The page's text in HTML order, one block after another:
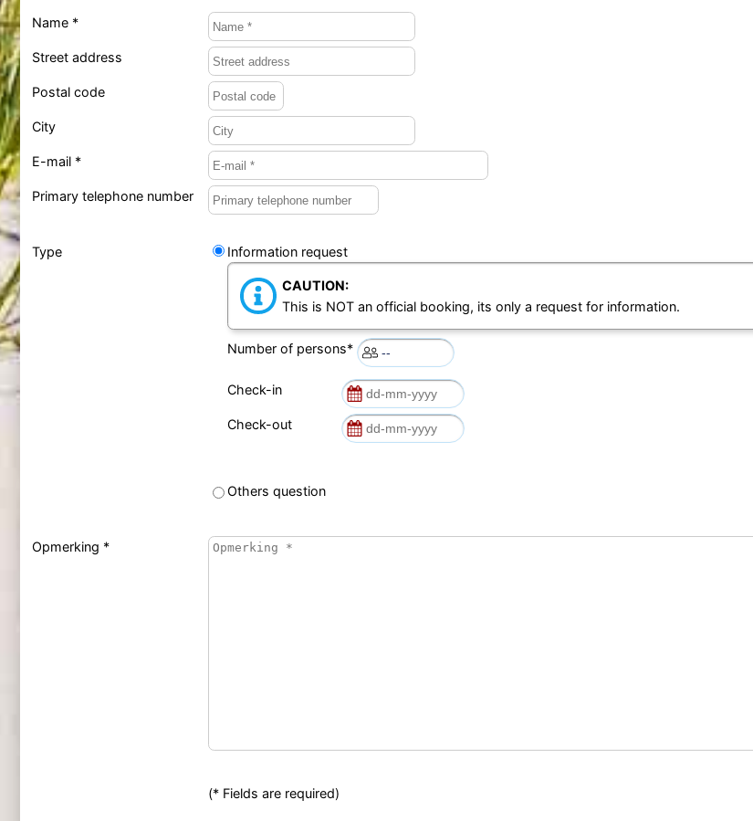
Name *
Street address
Postal code
City
E-mail *
Primary telephone number
Type Information request
CAUTION:
This is NOT an official booking, its only a request for information.
Number of persons*
Check-in
Check-out
Others question
Opmerking *
(* Fields are required)